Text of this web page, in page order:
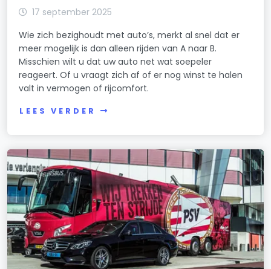
17 september 2025
Wie zich bezighoudt met auto’s, merkt al snel dat er
meer mogelijk is dan alleen rijden van A naar B.
Misschien wilt u dat uw auto net wat soepeler
reageert. Of u vraagt zich af of er nog winst te halen
valt in vermogen of rijcomfort.
LEES VERDER